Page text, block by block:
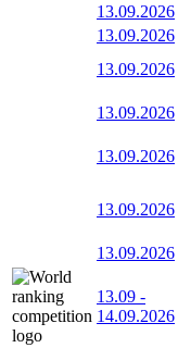
13.09.2026
13.09.2026
13.09.2026
13.09.2026
13.09.2026
13.09.2026
13.09.2026
13.09 -
14.09.2026